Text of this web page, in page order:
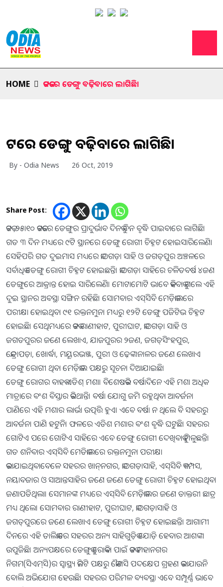
HOME କଟକରେ ଡେଙ୍ଗୁ ବଢ଼ିବାରେ ଲାଗିଛି।
କଟକରେ ଡେଙ୍ଗୁ ବଢ଼ିବାରେ ଲାଗିଛି।
By - Odia News 26 Oct, 2019
Share Post:
କଟକ ,୨୫ା୧୦ କଟକରେ ଡେଙ୍ଗୁର ପ୍ରାଦୁର୍ଭାବ ଦିନକୁ ଦିନ ବୃଦ୍ଧି ପାଇବାରେ ଲାଗିଛି।
ଗତ ୩ ଦିନ ମଧ୍ୟରେ ୯ଟି ସ୍ଥାନରେ ଡେଙ୍ଗୁ ରୋଗୀ ଚିହ୍ନଟ ହୋଇସାରିଲେଣି।
ସେହିପରି ଗତ ଦୁଇମାସ ମଧ୍ୟରେ କାଠଗଡ଼ା ସାହି ଓ ଜଗତ୍‌ପୁର ଅଞ୍ଚଳରେ
ସର୍ବାଧିକ ଡେଙ୍ଗୁ ରୋଗୀ ଚିହ୍ନଟ ହୋଇଛନ୍ତି। କାଠଗଡ଼ା ସାହିରେ ଚଳିତବର୍ଷ ୪ଜଣ
ଡେଙ୍ଗୁରେ ଆକ୍ରାନ୍ତ ହୋଇ ସାରିଲେଣି। ମୋଟାମୋଟି ଭାବେ କହିବାକୁ ଗଲେ ଏହି
ଦୁଇ ସ୍ଥାନର ଅବସ୍ଥା ସଙ୍ଗିନ ରହିଛି। ସୋମବାର ଏସ୍‌ସିବି ମେଡ଼ିକାଲରେ
ପରୀକ୍ଷା ହୋଇଥିବା ୯୧ ରକ୍ତନମୁନା ମଧ୍ୟରୁ ୧୨ଟି ଡେଙ୍ଗୁ ପଜିଟିଭ ଚିହ୍ନଟ
ହୋଇଛି। ସେଥିମଧ୍ୟରେ କଟକ ରାଣୀହାଟ, ପୁରୀଘାଟ, କାଠଗଡ଼ା ସାହି ଓ
ଜଗତପୁରର ଜଣେ ଲେଖାଏ, ଯାଜପୁରର ୨ଜଣ, ଜଗତ୍‌ସିଂହପୁର,
କେନ୍ଦ୍ରାପଡ଼ା, ଖୋର୍ଦ୍ଧା, ମୟୂରଭଞ୍ଜ, ପୁରୀ ଓ ଢ଼େଙ୍କାନାଳର ଜଣେ ଲେଖାଏ
ଡେଙ୍ଗୁ ରୋଗୀ ଥିବା ମେଡ଼ିକାଲ ପକ୍ଷରୁ ସୂଚନା ଦିଆଯାଇଛି।
ଡେଙ୍ଗୁ ରୋଗର ବାହକ ଏଡିଶ୍‌ ମଶା। ବିଶେଷକରି ବର୍ଷାଦିନେ ଏହି ମଶା ଅଧିକ
ମାତ୍ରାରେ ବଂଶ ବିସ୍ତାର କରିଥାନ୍ତି। ବର୍ଷା ଯୋଗୁ ଜମି ରହୁଥିବା ଆବର୍ଜନା
ପାଣିରେ ଏହି ମଶାର ଲାର୍ଭା ଉତ୍ପତ୍ତି ହୁଏ। ଏବେ ବର୍ଷା ନ ଥିଲେ ବି ସହରରୁ
ଆବର୍ଜନା ପାଣି ହଟୁନି। ଫଳରେ ଏଡିଶ ମଶାର ବଂଶ ବୃଦ୍ଧି ଘଟୁଛି। ସହରର
ଗୋଟିଏ ପରେ ଗୋଟିଏ ସାହିରେ ଏବେ ଡେଙ୍ଗୁ ରୋଗୀ ଦେଖିବାକୁ ମିଳୁଛନ୍ତି।
ଗତ ଶନିବାର ଏସ୍‌ସିବି ମେଡିକାଲରେ ରକ୍ତନମୁନା ପରୀକ୍ଷା
କରାଯାଇଥିବାବେଳେ ସହରର ଖାନ୍‌ନଗର, କାଠଗଡ଼ାସାହି, ଏସ୍‌ସିବି କ୍ୟାମ୍ପସ,
ନୟାବଜାର ଓ ସାଆନ୍ତସାହିର ଜଣେ ଜଣେ ଡେଙ୍ଗୁ ରୋଗୀ ଚିହ୍ନଟ ହୋଇଥିବା
ଜଣାପଡିଥିଲା। ସେମାନଙ୍କ ମଧ୍ୟରେ ଏସ୍‌ସିବି ମେଡ଼ିକାଲର ଜଣେ ଡାକ୍ତରୀ ଛାତ୍ର
ମଧ୍ୟ ଥିଲେ। ସୋମବାର ରାଣୀହାଟ, ପୁରୀଘାଟ, କାଠଗଡ଼ାସାହି ଓ
ଜଗତ୍‌ପୁରରେ ଜଣେ ଲେଖାଏ ଡେଙ୍ଗୁ ରୋଗୀ ଚିହ୍ନଟ ହୋଇଛନ୍ତି। ଆଗାମୀ
ଦିନରେ ଏହି ତାଲିକାରେ ସହରର ଅନ୍ୟ ସାହିଗୁଡ଼ିକ ଯୋଡ଼ି ହେବାର ଆଶଙ୍କା
ଉପୁଜିଛି। ଅନ୍ୟପକ୍ଷରେ ଡେଙ୍ଗୁକୁ ରୋକିବା ପାଇଁ କଟକ ମହାନଗର
ନିଗମ(ସିଏମ୍‌ସି)ର ସ୍ବାସ୍ଥ୍ୟ କମିଟି ପକ୍ଷରୁ କୌଣସି ପଦକ୍ଷେପ ଗ୍ରହଣ କରାଯାଉନି
ବୋଲି ଅଭିଯୋଗ ହେଉଛି। ସହରର ପରିମଳ ବ୍ୟବସ୍ଥା ଏବେ ସମ୍ପୂର୍ଣ୍ଣ ଭାବେ